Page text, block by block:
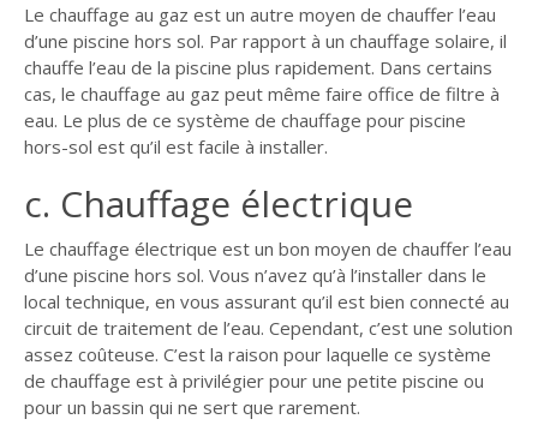
Le chauffage au gaz est un autre moyen de chauffer l’eau
d’une piscine hors sol. Par rapport à un chauffage solaire, il
chauffe l’eau de la piscine plus rapidement. Dans certains
cas, le chauffage au gaz peut même faire office de filtre à
eau. Le plus de ce système de chauffage pour piscine
hors-sol est qu’il est facile à installer.
c. Chauffage électrique
Le chauffage électrique est un bon moyen de chauffer l’eau
d’une piscine hors sol. Vous n’avez qu’à l’installer dans le
local technique, en vous assurant qu’il est bien connecté au
circuit de traitement de l’eau. Cependant, c’est une solution
assez coûteuse. C’est la raison pour laquelle ce système
de chauffage est à privilégier pour une petite piscine ou
pour un bassin qui ne sert que rarement.